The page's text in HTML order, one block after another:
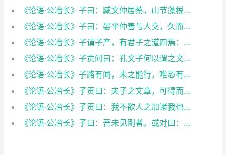
《论语·公冶长》子曰：臧文仲居蔡，山节藻棁，何如其知也？
《论语·公冶长》子曰：晏平仲善与人交，久而敬之。
《论语·公冶长》子谓子产，有君子之道四焉：其行己也恭，其事上也敬，其养民也惠，其使民也义。
《论语·公冶长》子贡问曰：孔文子何以谓之文也？子曰：敏而好学，不耻下问，是以谓之文也。
《论语·公冶长》子路有闻，未之能行，唯恐有闻。
《论语·公冶长》子贡曰：夫子之文章，可得而闻也。夫子之言性与天道，不可得而闻也。
《论语·公冶长》子贡曰：我不欲人之加诸我也，吾亦欲无加诸人。子曰：赐也，非尔所及也。
《论语·公冶长》子曰：吾未见刚者。或对曰：申枨。子曰：枨也欲，焉得刚？